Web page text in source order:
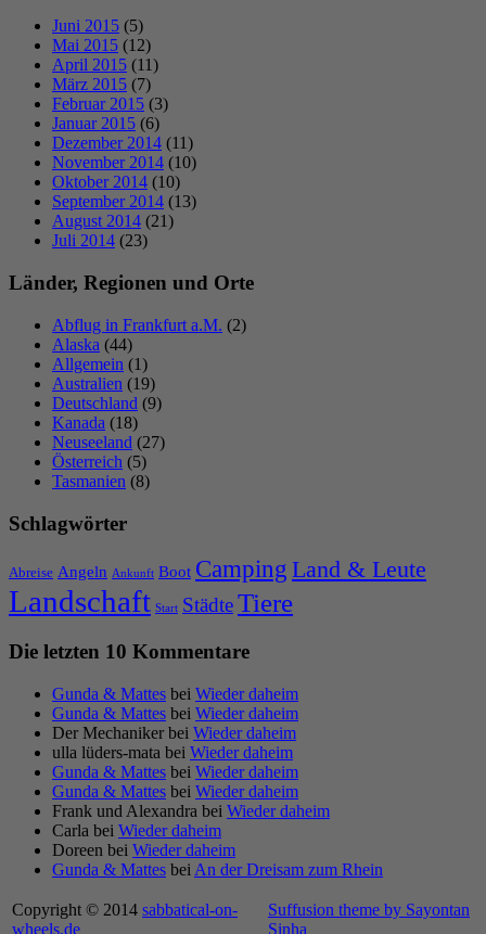
Juni 2015 (5)
Mai 2015 (12)
April 2015 (11)
März 2015 (7)
Februar 2015 (3)
Januar 2015 (6)
Dezember 2014 (11)
November 2014 (10)
Oktober 2014 (10)
September 2014 (13)
August 2014 (21)
Juli 2014 (23)
Länder, Regionen und Orte
Abflug in Frankfurt a.M. (2)
Alaska (44)
Allgemein (1)
Australien (19)
Deutschland (9)
Kanada (18)
Neuseeland (27)
Österreich (5)
Tasmanien (8)
Schlagwörter
Abreise Angeln Ankunft Boot Camping Land & Leute
Landschaft Start StädteTiere
Die letzten 10 Kommentare
Gunda & Mattes bei Wieder daheim
Gunda & Mattes bei Wieder daheim
Der Mechaniker bei Wieder daheim
ulla lüders-mata bei Wieder daheim
Gunda & Mattes bei Wieder daheim
Gunda & Mattes bei Wieder daheim
Frank und Alexandra bei Wieder daheim
Carla bei Wieder daheim
Doreen bei Wieder daheim
Gunda & Mattes bei An der Dreisam zum Rhein
Copyright © 2014 sabbatical-on-
wheels.de
Suffusion theme by Sayontan
Sinha